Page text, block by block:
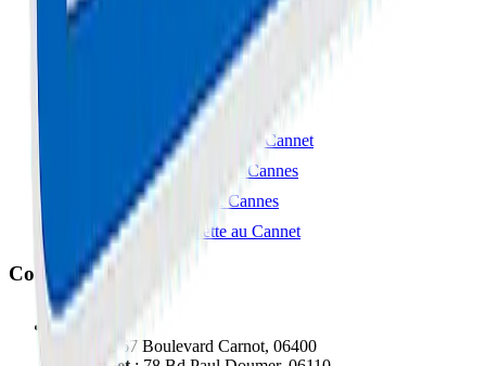
Réparation iPhone à Cannes
Réparation Samsung à Cannes
Réparation MacBook à Cannes
Réparation Console à Cannes
Réparation Smartphone au Cannet
Réparation Ordinateur à Cannes
Réparation Tablette à Cannes
Réparation Trottinette au Cannet
Contact
: 67 Boulevard Carnot, 06400